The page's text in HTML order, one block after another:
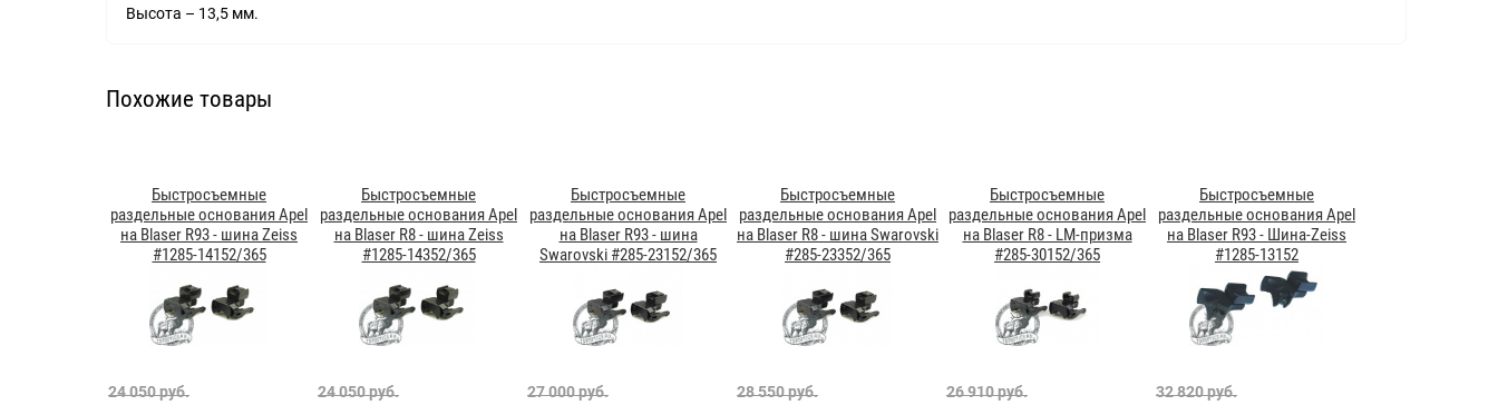
Высота – 13,5 мм.
Похожие товары
Быстросъемные
раздельные основания Apel
на Blaser R93 - шина Zeiss
#1285-14152/365
24 050 руб.
Быстросъемные
раздельные основания Apel
на Blaser R8 - шина Zeiss
#1285-14352/365
24 050 руб.
Быстросъемные
раздельные основания Apel
на Blaser R93 - шина
Swarovski #285-23152/365
27 000 руб.
Быстросъемные
раздельные основания Apel
на Blaser R8 - шина Swarovski
#285-23352/365
28 550 руб.
Быстросъемные
раздельные основания Apel
на Blaser R8 - LM-призма
#285-30152/365
26 910 руб.
Быстросъемные
раздельные основания Apel
на Blaser R93 - Шина-Zeiss
#1285-13152
32 820 руб.